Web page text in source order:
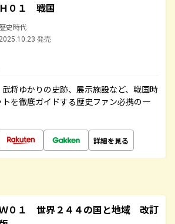
Ｈ０１ 戦国
歴史時代
2025.10.23 発売
将ゆかりの史跡、展示施設など、戦国時
を徹底ガイドする歴史ファン必携の一
詳細を見る
０１ 世界２４４の国と地域 改訂